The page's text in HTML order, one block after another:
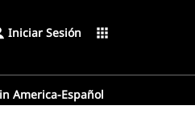
Iniciar Sesión apps
America-Español